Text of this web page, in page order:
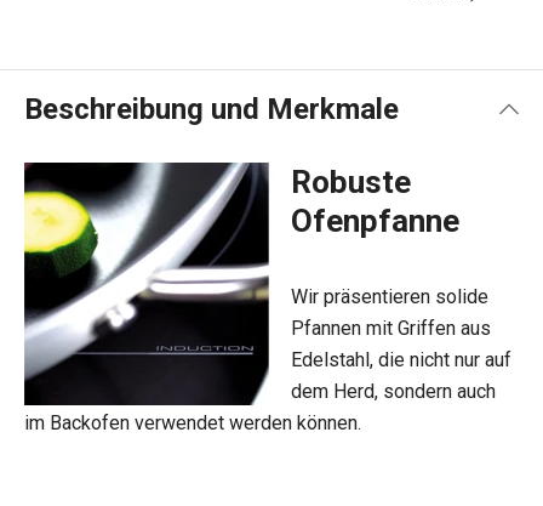
Beschreibung und Merkmale
Robuste
Ofenpfanne
Wir präsentieren solide
Pfannen mit Griffen aus
Edelstahl, die nicht nur auf
dem Herd, sondern auch
im Backofen verwendet werden können.